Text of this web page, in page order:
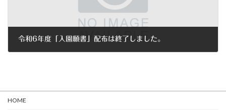
令和6年度「入園願書」配布は終了しました。
HOME